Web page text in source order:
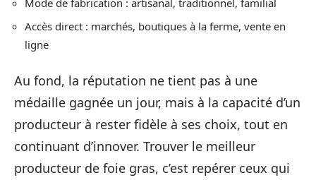
Accès direct : marchés, boutiques à la ferme, vente en
ligne
Au fond, la réputation ne tient pas à une
médaille gagnée un jour, mais à la capacité d’un
producteur à rester fidèle à ses choix, tout en
continuant d’innover. Trouver le meilleur
producteur de foie gras, c’est repérer ceux qui